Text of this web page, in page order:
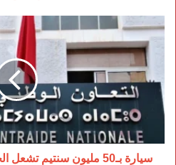
الأخضر
سيارة
بـ50
مليون
سنتيم
تشعل
الجدل
داخل
التعاون
الوطني
سيارة بـ50 مليون سنتيم تشعل الجدل داخل التعاون الوطني